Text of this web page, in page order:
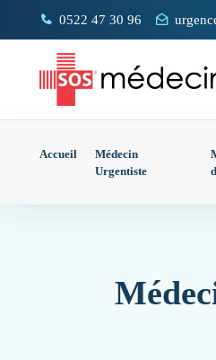
0522 47 30 96
Accueil
Médecin
Urgentiste